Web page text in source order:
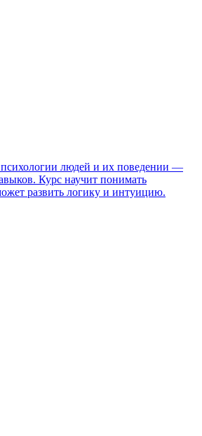
психологии людей и их поведении —
Курс научит понимать
развить логику и интуицию.